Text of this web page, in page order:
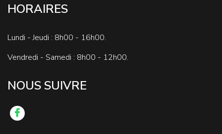
HORAIRES
Lundi - Jeudi : 8h00 - 16h00.
Vendredi - Samedi : 8h00 - 12h00.
NOUS SUIVRE